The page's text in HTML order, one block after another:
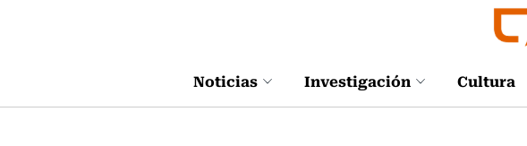
Noticias Investigación Cultura